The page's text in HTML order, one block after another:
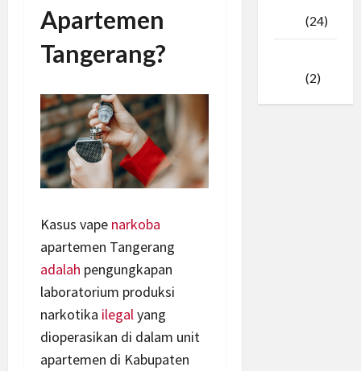
Apartemen
Tangerang?
Kasus vape narkoba
apartemen Tangerang
adalah pengungkapan
laboratorium produksi
narkotika ilegalyang
dioperasikan di dalam unit
apartemen di Kabupaten
(24)
(2)